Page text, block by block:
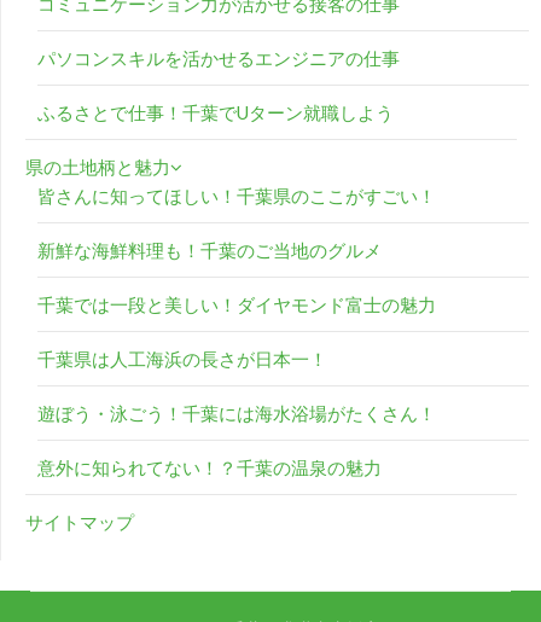
パソコンスキルを活かせるエンジニアの仕事
ふるさとで仕事！千葉でUターン就職しよう
県の土地柄と魅力
皆さんに知ってほしい！千葉県のここがすごい！
新鮮な海鮮料理も！千葉のご当地のグルメ
千葉では一段と美しい！ダイヤモンド富士の魅力
千葉県は人工海浜の長さが日本一！
遊ぼう・泳ごう！千葉には海水浴場がたくさん！
意外に知られてない！？千葉の温泉の魅力
サイトマップ